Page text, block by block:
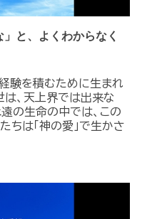
」と、よくわからなく
経験を積むために生まれ
は、天上界では出来な
の生命の中では、この
は「神の愛」で生かさ